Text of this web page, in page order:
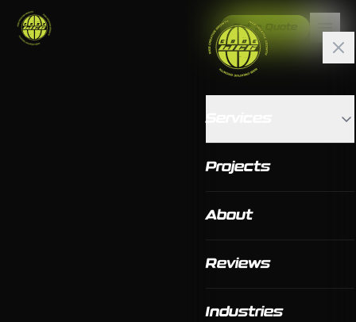
Get a Quote
Projects
About
Reviews
Industries